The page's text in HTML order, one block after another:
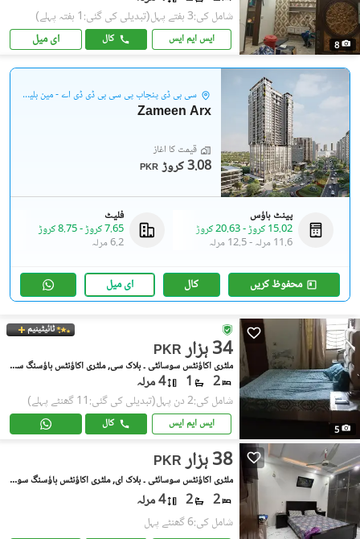
8
شامل کی:3 ہفتے پہل (تبدیلی کی گئی:1 ہفتہ پہلے)
ایس ایم ایس کال ای میل
سی بی ڈی پنجاب پی سی بی ڈی ڈی اے - مین بلیوارڈ گلبرگ
Zameen Arx
قیمت کا آغاز
PKR 3.08 کروڑ
پینٹ ہاؤس
15.02 کروڑ
-20.63 کروڑ
11.6 مرلہ
-12.5 مرلہ
فلیٹ
7.65 کروڑ
-8.75 کروڑ
6.2 مرلہ
محفوظ کریں کال ای میل
5
ٹائیٹینیم
PKR 34 ہزار
ملٹری اکاؤنٹس سوسائٹی ۔ بلاک سی, ملٹری اکاؤنٹس ہاؤسنگ سوسائٹی
2
1 4 مرلہ
شامل کی:2 دن پہل (تبدیلی کی گئی:11 گھنٹے پہلے)
ایس ایم ایس کال
PKR 38 ہزار
ملٹری اکاؤنٹس سوسائٹی ۔ بلاک ای, ملٹری اکاؤنٹس ہاؤسنگ سوسائٹی
2
2 4 مرلہ
شامل کی:6 گھنٹے پہل